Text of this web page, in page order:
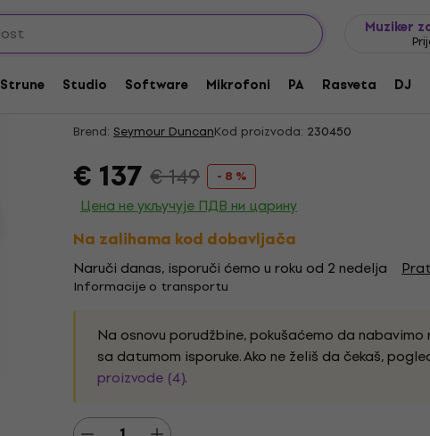
Muziker
Strune Studio Software Mikrofoni PA Rasveta DJ
Akcija
Seymour Duncan SM-1N Vintage Mini
Brend: Seymour DuncanKod proizvoda: 230450
€ 137 € 149 - 8 %
Цена не укључује ПДВ ни царину
Na zalihama kod dobavljača
Naruči danas, isporuči ćemo u roku od 2 nedelja
Informacije o transportu
Na osnovu porudžbine, pokušaćemo da
sa datumom isporuke. Ako ne želiš da čekaš,
proizvode (4).